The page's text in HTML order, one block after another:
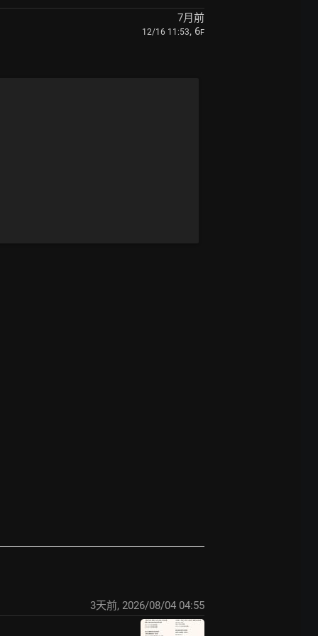
7月前
12/16 11:53, 6F
3天前, 2026/08/04 04:55